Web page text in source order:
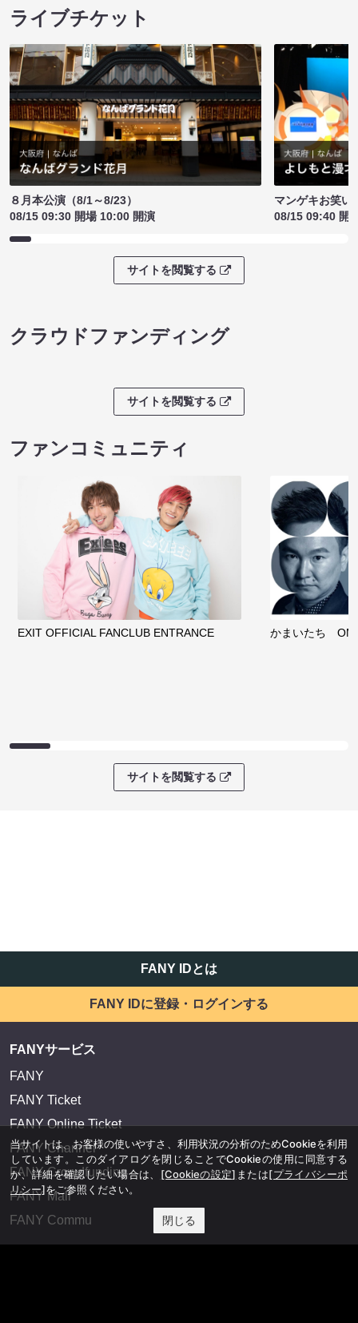
ライブチケット
８月本公演（8/1～8/23）
08/15 09:30 開場 10:00 開演
マンゲキお笑い
08/15 09:40 開
サイトを閲覧する
クラウドファンディング
サイトを閲覧する
ファンコミュニティ
EXIT OFFICIAL FANCLUB ENTRANCE かまいたち
サイトを閲覧する
FANY IDとは
FANY IDに登録・ログインする
FANYサービス
FANY
FANY Ticket
FANY Online Ticket
FANY Channel
FANY Crowdfunding
FANY Mall
FANY Commu
当サイトは、お客様の使いやすさ、利用状況の分析のためCookieを利用
しています。このダイアログを閉じることでCookieの使用に同意する
か、詳細を確認したい場合は、 [Cookieの設定] または[プライバシーポ
リシー]をご参照ください。
閉じる